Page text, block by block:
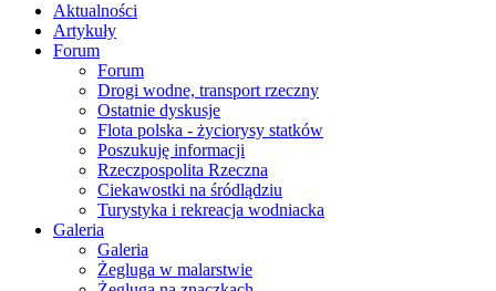
Aktualności
Artykuły
Forum
Forum
Drogi wodne, transport rzeczny
Ostatnie dyskusje
Flota polska - życiorysy statków
Poszukuję informacji
Rzeczpospolita Rzeczna
Ciekawostki na śródlądziu
Turystyka i rekreacja wodniacka
Galeria
Galeria
Żegluga w malarstwie